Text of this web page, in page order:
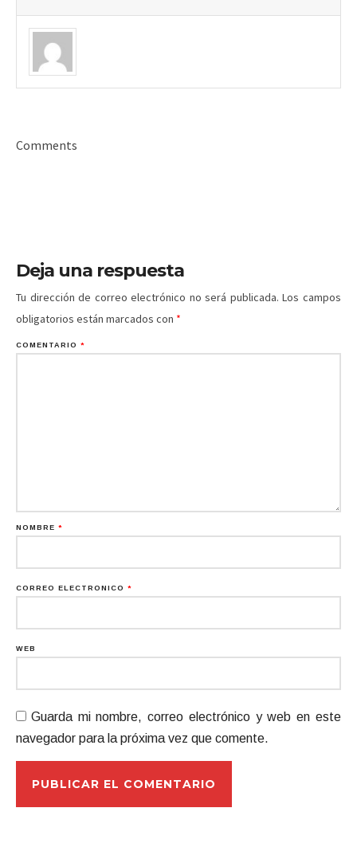
Comments
Deja una respuesta
Tu dirección de correo electrónico no será publicada. Los campos
obligatorios están marcados con *
COMENTARIO *
NOMBRE *
CORREO ELECTRÓNICO *
WEB
Guarda mi nombre, correo electrónico y web en este
navegador para la próxima vez que comente.